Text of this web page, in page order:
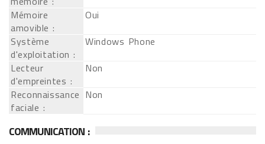
Mémoire
amovible :
Oui
Système
d'exploitation :
Windows Phone
Lecteur
d'empreintes :
Non
Reconnaissance
faciale :
Non
COMMUNICATION :